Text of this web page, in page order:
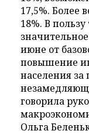
17,5%. Более
18%. В
июне от
повышение
населения за
говорила
Ольга